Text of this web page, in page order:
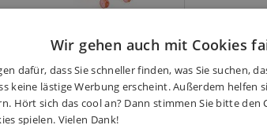
Set mit Puppe Canary -
für Spaziergänge
Mama braucht eine Ausstattung
Baby
Purple -
Wir gehen auch mit Cookies
dafür, dass Sie schneller finden, was Sie suchen,
keine lästige Werbung erscheint. Außerdem helfen
Hört sich das cool an? Dann stimmen Sie bitte den
spielen. Vielen Dank!